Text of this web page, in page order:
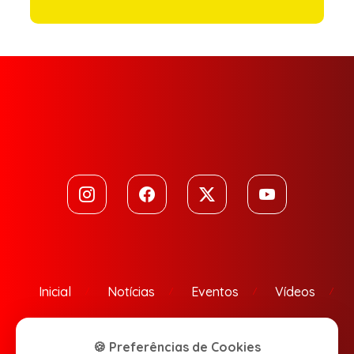
Inicial Notícias Eventos Vídeos
🍪 Preferências de Cookies